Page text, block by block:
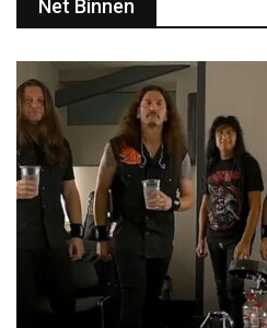
Net Binnen